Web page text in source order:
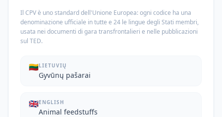
Il CPV è uno standard dell'Unione Europea: ogni codice ha una
denominazione ufficiale in tutte e 24 le lingue degli Stati membri,
usata nei documenti di gara transfrontalieri e nelle pubblicazioni
sul TED.
🇱🇹LIETUVIŲ
Gyvūnų pašarai
🇬🇧ENGLISH
Animal feedstuffs